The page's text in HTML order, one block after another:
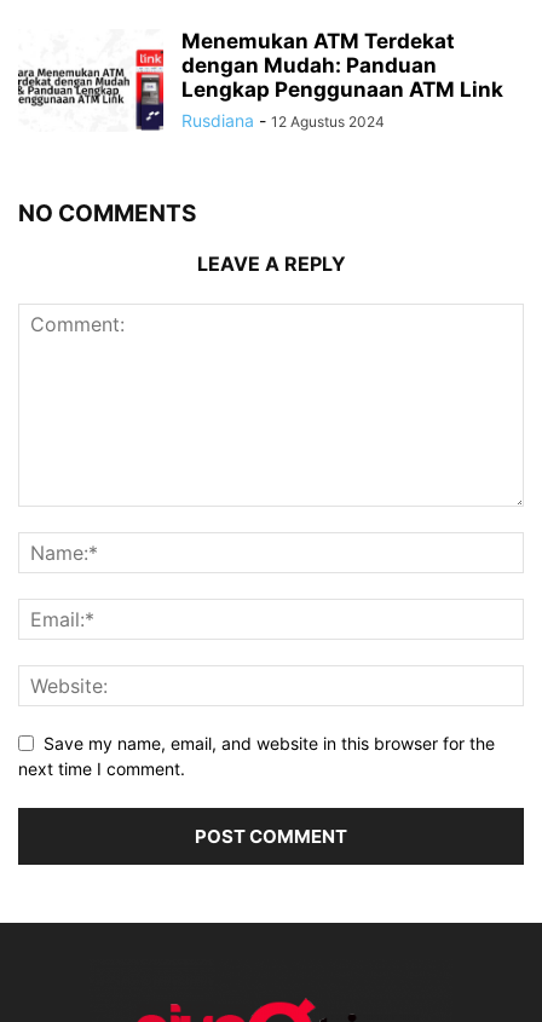
Menemukan ATM Terdekat
dengan Mudah: Panduan
Lengkap Penggunaan ATM Link
Rusdiana - 12 Agustus 2024
NO COMMENTS
LEAVE A REPLY
Save my name, email, and website in this browser for the
next time I comment.